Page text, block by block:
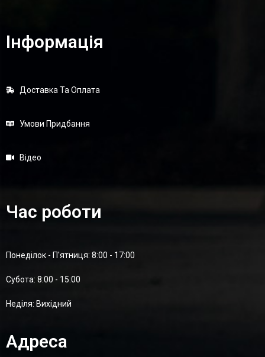
Інформація
Доставка Та Оплата
Умови Придбання
Відео
Час роботи
Понеділок - П'ятниця: 8:00 - 17:00
Суботa: 8:00 - 15:00
Неділя: Вихідний
Адреса